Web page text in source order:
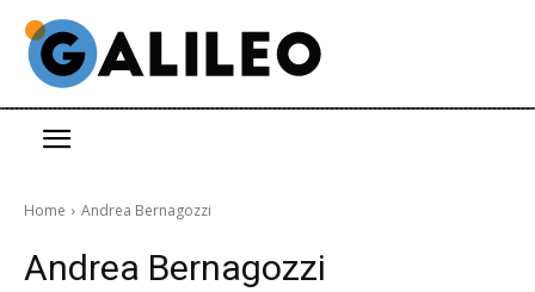
Home Andrea Bernagozzi
Andrea Bernagozzi